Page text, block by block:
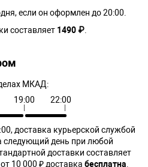
если он оформлен до 20:00.
составляет 1490 ₽
МКАД:
19:00 22:00
доставка курьерской службой
следующий день при любой
доставки составляет
10 000 ₽ доставка бесплатна